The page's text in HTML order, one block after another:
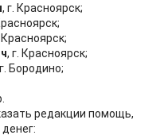
, г. Красноярск;
Красноярск;
, г. Красноярск;
г. Бородино;
редакции помощь,